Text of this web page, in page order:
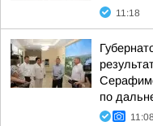
11:18
по
11:08